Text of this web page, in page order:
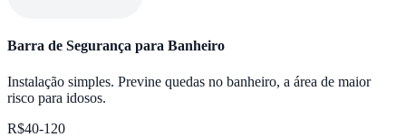
Barra de Segurança para Banheiro
Instalação simples. Previne quedas no banheiro, a área de maior
risco para idosos.
R$40-120